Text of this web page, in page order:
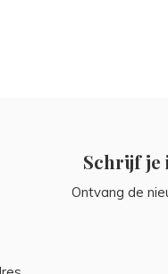
Schrijf je
Ontvang de